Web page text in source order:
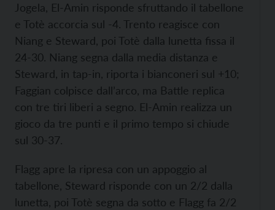
Jogela, El-Amin risponde sfruttando il tabellone
e Totè accorcia sul -4. Trento reagisce con
Niang e Steward, poi Totè dalla lunetta fissa il
24-30. Niang segna dalla media distanza e
Steward, in tap-in, riporta i bianconeri sul +10;
Faggian colpisce dall’arco, ma Battle replica
con tre tiri liberi a segno. El-Amin realizza un
gioco da tre punti e il primo tempo si chiude
sul 30-37.
Flagg apre la ripresa con un appoggio al
tabellone, Steward risponde con un 2/2 dalla
lunetta, poi Totè segna da sotto e Flagg fa 2/2